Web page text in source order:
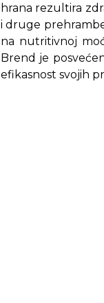
hrana rezultira
i druge
na nutritivnoj
Brend je
efikasnost svojih